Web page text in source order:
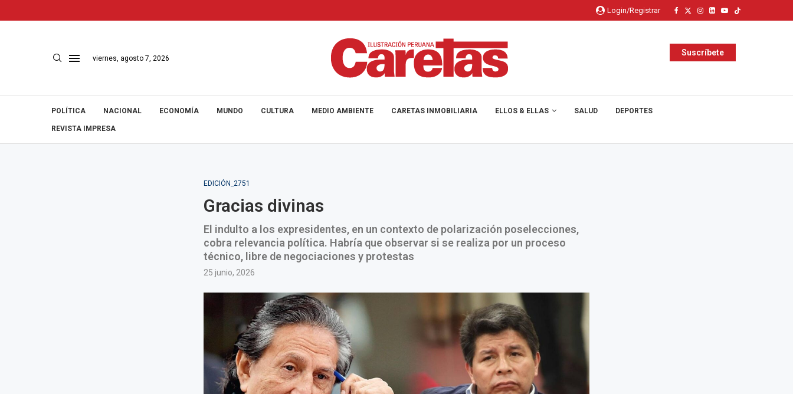
Login/Registrar
viernes, agosto 7, 2026
Suscríbete
POLÍTICA NACIONAL ECONOMÍA MUNDO CULTURA MEDIO AMBIENTE CARETAS INMOBILIARIA ELLOS & ELLAS SALUD DEPORTES
REVISTA IMPRESA
EDICIÓN_2751
Gracias divinas
El indulto a los expresidentes, en un contexto de polarización poselecciones,
cobra relevancia política. Habría que observar si se realiza por un proceso
técnico, libre de negociaciones y protestas
25 junio, 2026